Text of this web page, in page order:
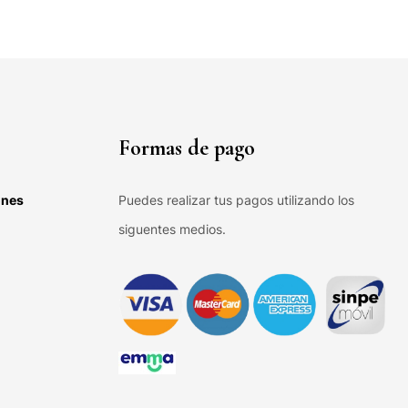
Formas de pago
Puedes realizar tus pagos utilizando los
siguentes medios.